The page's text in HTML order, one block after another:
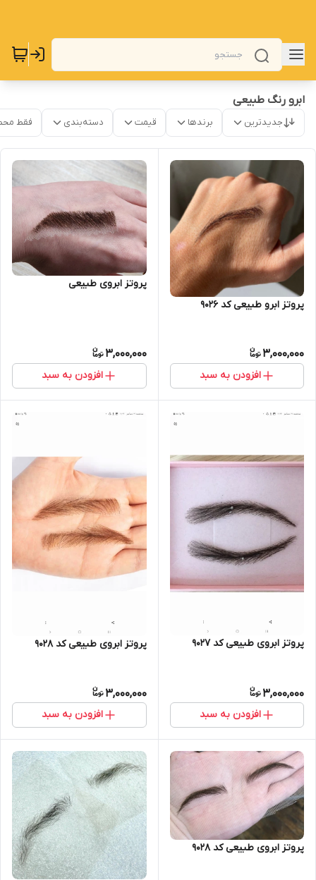
ابرو رنگ طبیعی
جدیدترین برندها قیمت دسته‌بندی فقط
پروتز ابرو طبیعی کد 9026
3,000,000
افزودن به سبد
پروتز ابروی طبیعی
3,000,000
افزودن به سبد
پروتز ابروی طبیعی کد 9027
3,000,000
افزودن به سبد
پروتز ابروی طبیعی کد 9028
3,000,000
افزودن به سبد
پروتز ابروی طبیعی کد 9028